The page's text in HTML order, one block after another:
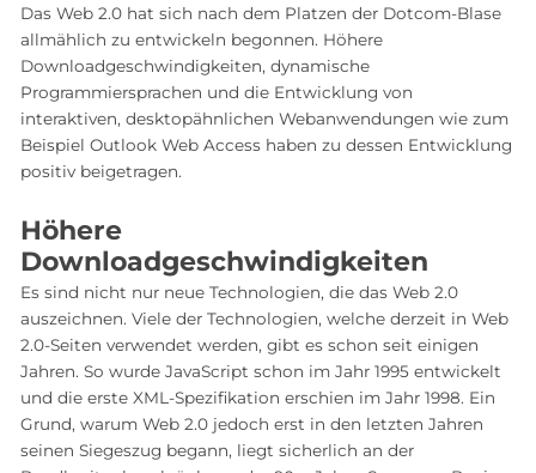
Das Web 2.0 hat sich nach dem Platzen der Dotcom-Blase
allmählich zu entwickeln begonnen. Höhere
Downloadgeschwindigkeiten, dynamische
Programmiersprachen und die Entwicklung von
interaktiven, desktopähnlichen Webanwendungen wie zum
Beispiel Outlook Web Access haben zu dessen Entwicklung
positiv beigetragen.
Höhere
Downloadgeschwindigkeiten
Es sind nicht nur neue Technologien, die das Web 2.0
auszeichnen. Viele der Technologien, welche derzeit in Web
2.0-Seiten verwendet werden, gibt es schon seit einigen
Jahren. So wurde JavaScript schon im Jahr 1995 entwickelt
und die erste XML-Spezifikation erschien im Jahr 1998. Ein
Grund, warum Web 2.0 jedoch erst in den letzten Jahren
seinen Siegeszug begann, liegt sicherlich an der